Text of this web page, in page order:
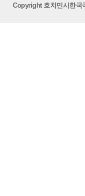
Copyright 호치민시한국